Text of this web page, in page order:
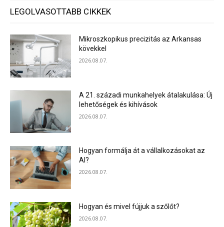
LEGOLVASOTTABB CIKKEK
Mikroszkopikus precizitás az Arkansas
kövekkel
2026.08.07.
A 21. századi munkahelyek átalakulása: Új
lehetőségek és kihívások
2026.08.07.
Hogyan formálja át a vállalkozásokat az
AI?
2026.08.07.
Hogyan és mivel fújjuk a szőlőt?
2026.08.07.